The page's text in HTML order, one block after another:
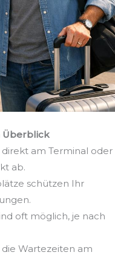
Überblick
am Terminal oder
ab.
schützen Ihr
oft möglich, je nach
Wartezeiten am